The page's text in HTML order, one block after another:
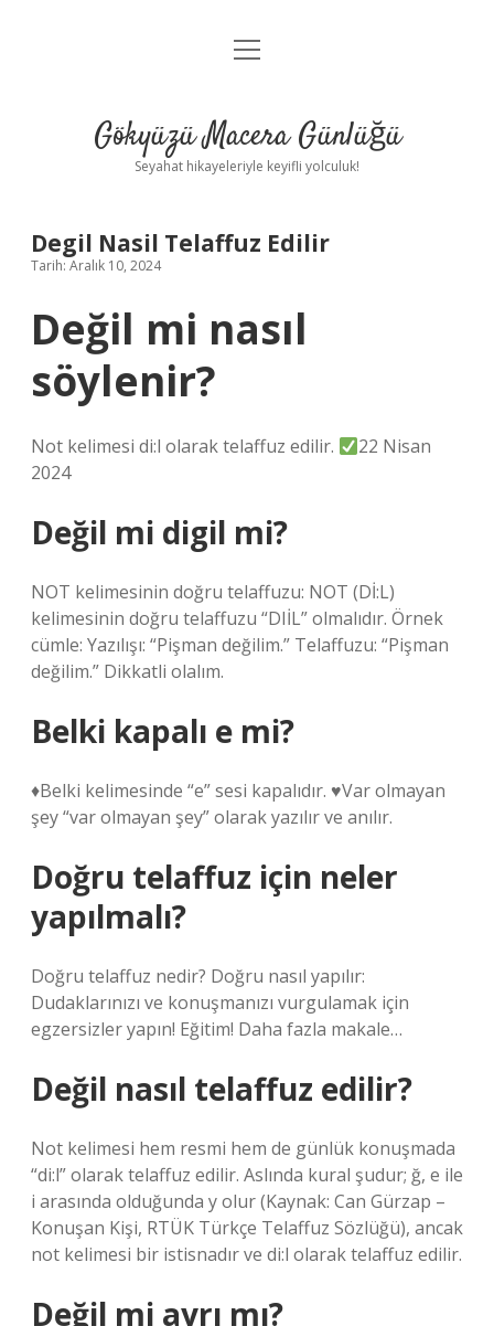
Anasayfa
Yasal Uyarı
menüyü
Gökyüzü Macera Günlüğü
Seyahat hikayeleriyle keyifli yolculuk!
Degil Nasil Telaffuz Edilir
Tarih: Aralık 10, 2024
Değil mi nasıl
söylenir?
Not kelimesi di:l olarak telaffuz edilir.
22 Nisan
2024
Değil mi digil mi?
NOT kelimesinin doğru telaffuzu: NOT (Dİ:L)
kelimesinin doğru telaffuzu “DIİL” olmalıdır. Örnek
cümle: Yazılışı: “Pişman değilim.” Telaffuzu: “Pişman
değilim.” Dikkatli olalım.
Belki kapalı e mi?
♦️Belki kelimesinde “e” sesi kapalıdır. ♥️Var olmayan
şey “var olmayan şey” olarak yazılır ve anılır.
Doğru telaffuz için neler
yapılmalı?
Doğru telaffuz nedir? Doğru nasıl yapılır:
Dudaklarınızı ve konuşmanızı vurgulamak için
egzersizler yapın! Eğitim! Daha fazla makale…
Değil nasıl telaffuz edilir?
Not kelimesi hem resmi hem de günlük konuşmada
“di:l” olarak telaffuz edilir. Aslında kural şudur; ğ, e ile
i arasında olduğunda y olur (Kaynak: Can Gürzap –
Konuşan Kişi, RTÜK Türkçe Telaffuz Sözlüğü), ancak
not kelimesi bir istisnadır ve di:l olarak telaffuz edilir.
Değil mi ayrı mı?